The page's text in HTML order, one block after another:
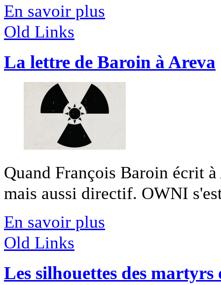
En savoir plus
Old Links
La lettre de Baroin à Areva
Quand François Baroin écrit
mais aussi directif. OWNI
En savoir plus
Old Links
Les silhouettes des